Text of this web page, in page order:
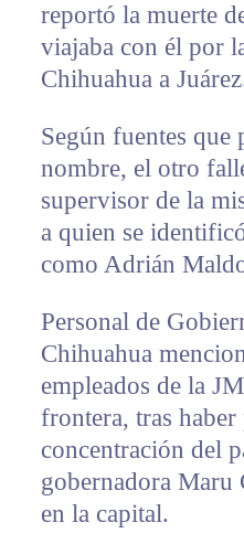
reportó la muerte
viajaba con él por
Chihuahua a
Según fuentes
nombre, el otro
supervisor de la
a quien se
como Adrián
Personal de
Chihuahua
empleados de la
frontera, tras
concentración del
gobernadora Maru
en la capital.